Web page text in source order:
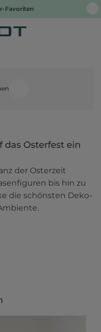
Favoriten
das Osterfest ein
der Osterzeit
bis hin zu
die schönsten Deko-